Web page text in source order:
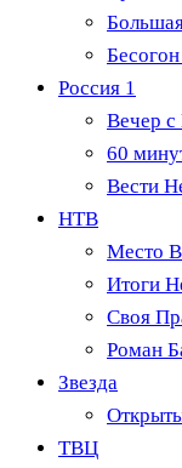
Россия 1
Вечер
60
Вести
НТВ
Место
Итоги
Своя
Роман
Звезда
ТВЦ